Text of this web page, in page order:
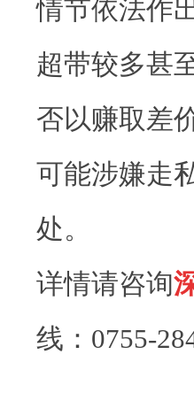
情节依法作
超带较多甚
否以赚取差
可能涉嫌走
处。
详情请咨询
线：0755-